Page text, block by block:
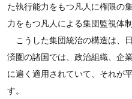
た執行能力をもつ凡人に権限の
力をもつ凡人による集団監視体
こうした集団統治の構造は、
済圏の諸国では、政治組織、企
に遍く適用されていて、それが
す。